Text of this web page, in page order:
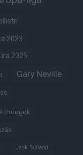
2023
2025
Gary Neville
Ördögök
Jack Butland